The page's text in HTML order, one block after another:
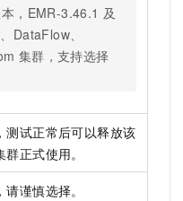
，EMR-3.46.1 及
DataFlow、
集群，支持选择
，测试正常后可以释放该
正式使用。
谨慎选择。